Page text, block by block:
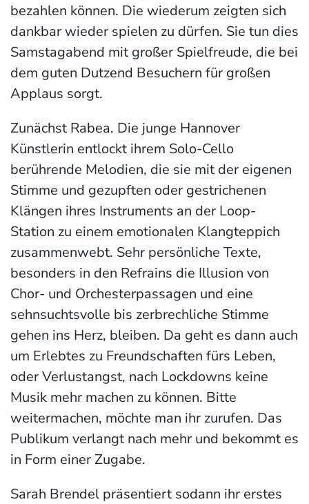
bezahlen können. Die wiederum zeigten sich
dankbar wieder spielen zu dürfen. Sie tun dies
Samstagabend mit großer Spielfreude, die bei
dem guten Dutzend Besuchern für großen
Applaus sorgt.
Zunächst Rabea. Die junge Hannover
Künstlerin entlockt ihrem Solo-Cello
berührende Melodien, die sie mit der eigenen
Stimme und gezupften oder gestrichenen
Klängen ihres Instruments an der Loop-
Station zu einem emotionalen Klangteppich
zusammenwebt. Sehr persönliche Texte,
besonders in den Refrains die Illusion von
Chor- und Orchesterpassagen und eine
sehnsuchtsvolle bis zerbrechliche Stimme
gehen ins Herz, bleiben. Da geht es dann auch
um Erlebtes zu Freundschaften fürs Leben,
oder Verlustangst, nach Lockdowns keine
Musik mehr machen zu können. Bitte
weitermachen, möchte man ihr zurufen. Das
Publikum verlangt nach mehr und bekommt es
in Form einer Zugabe.
Sarah Brendel präsentiert sodann ihr erstes